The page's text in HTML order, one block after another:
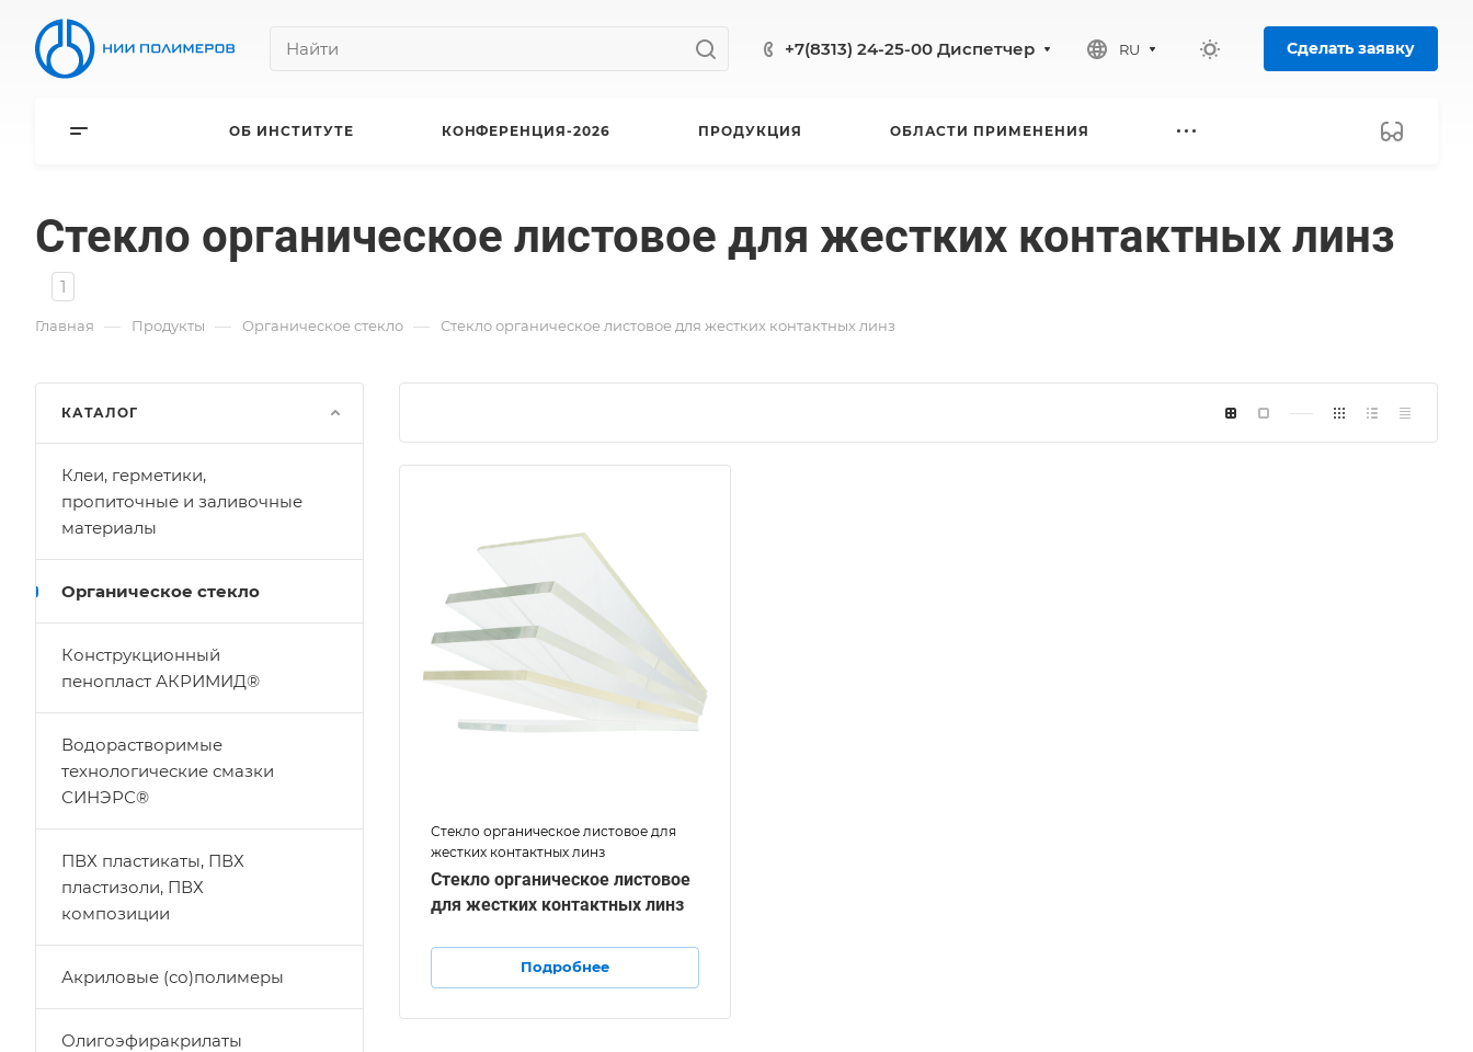
+7(8313) 24-25-00 Диспетчер RU Сделать заявку
ОБ ИНСТИТУТЕ КОНФЕРЕНЦИЯ-2026 ПРОДУКЦИЯ ОБЛАСТИ ПРИМЕНЕНИЯ
Стекло органическое листовое для жестких контактных линз
1
Главная — Продукты — Органическое стекло — Стекло органическое листовое для жестких контактных линз
Стекло органическое листовое для
жестких контактных линз
Стекло органическое листовое
для жестких контактных линз
Подробнее
КАТАЛОГ
Клеи, герметики,
пропиточные и заливочные
материалы
Органическое стекло
Конструкционный
пенопласт АКРИМИД®
Водорастворимые
технологические смазки
СИНЭРС®
ПВХ пластикаты, ПВХ
пластизоли, ПВХ
композиции
Акриловые (со)полимеры
Олигоэфиракрилаты